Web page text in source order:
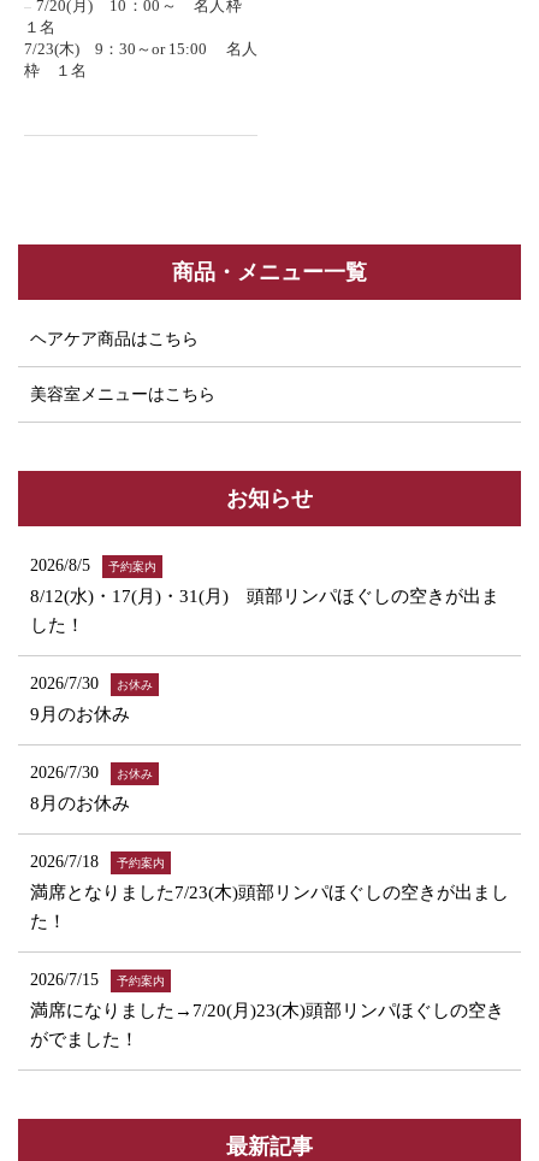
7/20(月) 10：00～ 名人枠
１名
7/23(木) 9：30～or 15:00 名人
枠 １名
商品・メニュー一覧
ヘアケア商品はこちら
美容室メニューはこちら
お知らせ
2026/8/5 予約案内
8/12(水)・17(月)・31(月) 頭部リンパほぐしの空きが出ま
した！
2026/7/30 お休み
9月のお休み
2026/7/30 お休み
8月のお休み
2026/7/18 予約案内
満席となりました7/23(木)頭部リンパほぐしの空きが出まし
た！
2026/7/15 予約案内
満席になりました→7/20(月)23(木)頭部リンパほぐしの空き
がでました！
最新記事